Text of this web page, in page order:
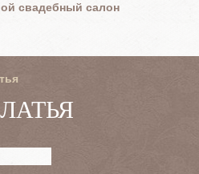
свадебный салон